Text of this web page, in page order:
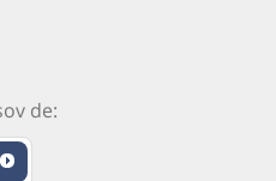
de: